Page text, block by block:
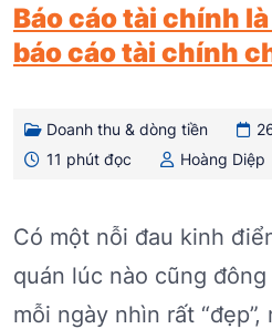
Báo cáo tài chính
báo cáo tài chính
Doanh thu & dòng tiền
11 phút đọc
Hoàng Diệp
Có một nỗi đau kinh
quán lúc nào cũng
mỗi ngày nhìn rất